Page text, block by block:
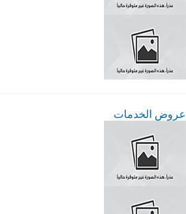
عروض الخدمات